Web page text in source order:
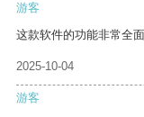
游客
这款软件的功能非常全
2025-10-04
游客